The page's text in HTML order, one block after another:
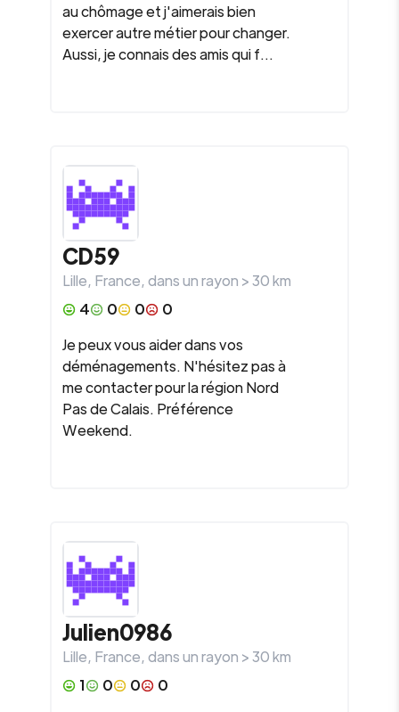
au chômage et j'aimerais bien
exercer autre métier pour changer.
Aussi, je connais des amis qui f...
CD59
Lille, France, dans un rayon >30km
4
0 0
0
Je peux vous aider dans vos
déménagements. N'hésitez pas à
me contacter pour la région Nord
Pas de Calais. Préférence
Weekend.
Julien0986
Lille, France, dans un rayon >30km
1
0 0
0